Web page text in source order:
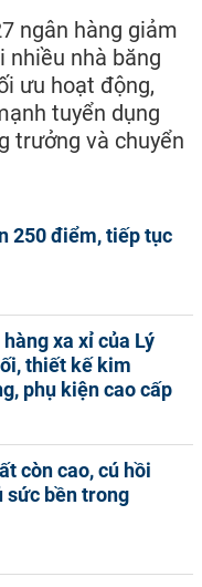
ngân hàng giảm
nhiều nhà băng
ưu hoạt động,
tuyển dụng
trưởng và chuyển
250 điểm, tiếp tục
xa xỉ của Lý
thiết kế kim
phụ kiện cao cấp
còn cao, cú hồi
sức bền trong